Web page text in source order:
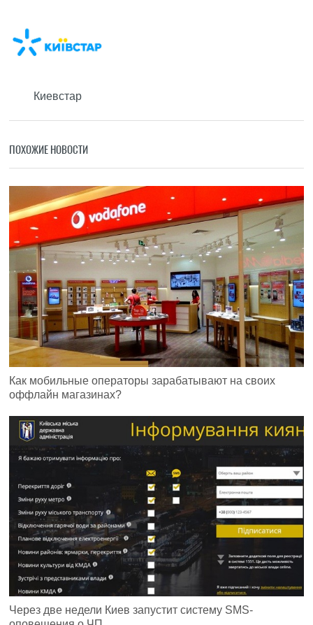
Киевстар
ПОХОЖИЕ НОВОСТИ
Как мобильные операторы зарабатывают на своих
оффлайн магазинах?
Через две недели Киев запустит систему SMS-